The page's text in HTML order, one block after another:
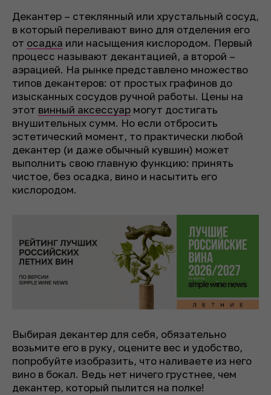
Декантер – стеклянный или хрустальный сосуд,
в который переливают вино для отделения его
от осадка или насыщения кислородом. Первый
процесс называют декантацией, а второй –
аэрацией. На рынке представлено множество
типов декантеров: от простых графинов до
изысканных сосудов ручной работы. Цены на
этот винный аксессуар могут достигать
внушительных сумм. Но если отбросить
эстетический момент, то практически любой
декантер (и даже обычный кувшин) может
выполнить свою главную функцию: принять
чистое, без осадка, вино и насытить его
кислородом.
Выбирая декантер для себя, обязательно
возьмите его в руку, оцените вес и удобство,
попробуйте изобразить, что наливаете из него
вино в бокал. Ведь нет ничего грустнее, чем
декантер, который пылится на полке!